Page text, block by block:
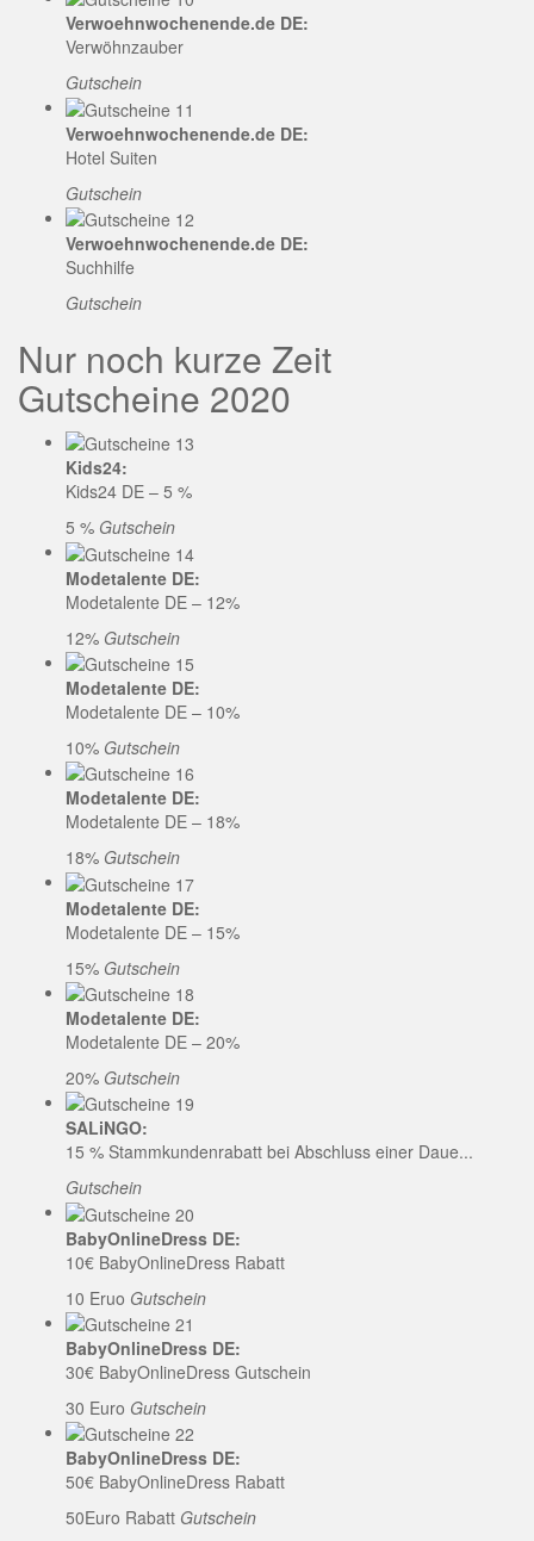
Verwoehnwochenende.de DE:
Verwöhnzauber
Gutschein
Verwoehnwochenende.de DE:
Hotel Suiten
Gutschein
Verwoehnwochenende.de DE:
Suchhilfe
Gutschein
Nur noch kurze Zeit
Gutscheine 2020
Kids24:
Kids24 DE – 5 %
5 % Gutschein
Modetalente DE:
Modetalente DE – 12%
12% Gutschein
Modetalente DE:
Modetalente DE – 10%
10% Gutschein
Modetalente DE:
Modetalente DE – 18%
18% Gutschein
Modetalente DE:
Modetalente DE – 15%
15% Gutschein
Modetalente DE:
Modetalente DE – 20%
20% Gutschein
SALiNGO:
15 % Stammkundenrabatt bei Abschluss einer Daue...
Gutschein
BabyOnlineDress DE:
10€ BabyOnlineDress Rabatt
10 Eruo Gutschein
BabyOnlineDress DE:
30€ BabyOnlineDress Gutschein
30 Euro Gutschein
BabyOnlineDress DE:
50€ BabyOnlineDress Rabatt
50Euro Rabatt Gutschein